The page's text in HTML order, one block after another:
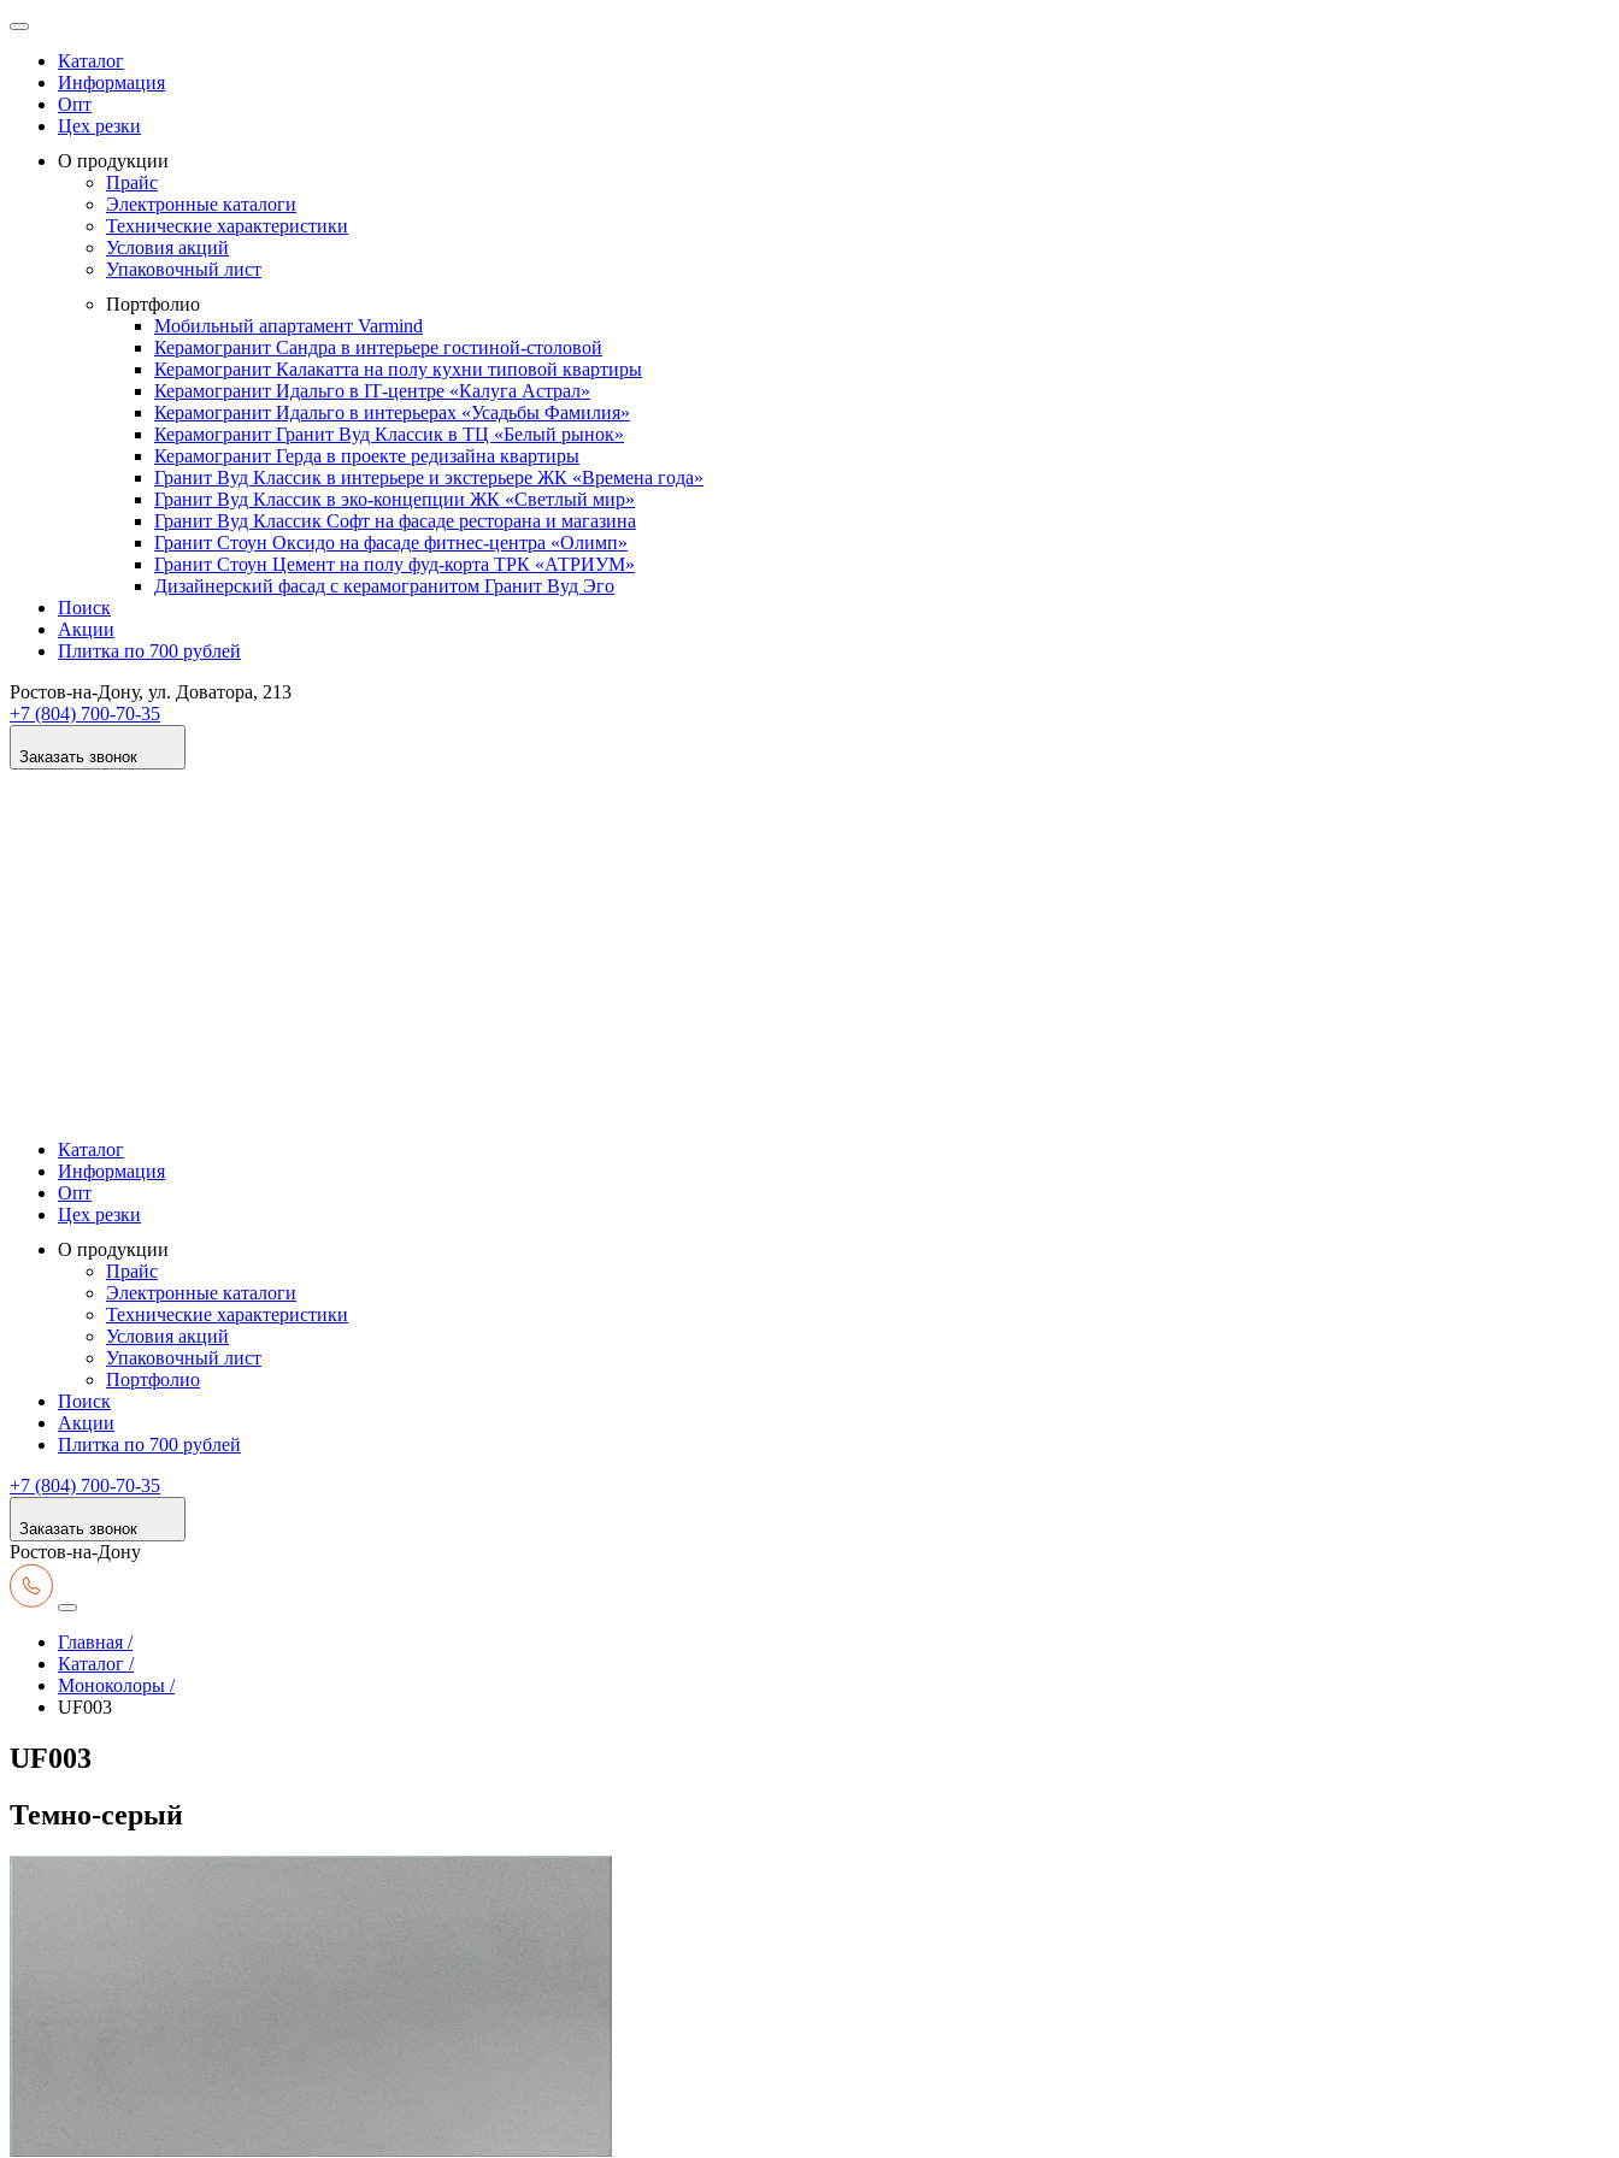
Каталог
Информация
Опт
Цех резки
О продукции
Прайс
Электронные каталоги
Технические характеристики
Условия акций
Упаковочный лист
Портфолио
Мобильный апартамент Varmind
Керамогранит Сандра в интерьере гостиной-столовой
Керамогранит Калакатта на полу кухни типовой квартиры
Керамогранит Идальго в IТ-центре «Калуга Астрал»
Керамогранит Идальго в интерьерах «Усадьбы Фамилия»
Керамогранит Гранит Вуд Классик в ТЦ «Белый рынок»
Керамогранит Герда в проекте редизайна квартиры
Гранит Вуд Классик в интерьере и экстерьере ЖК «Времена года»
Гранит Вуд Классик в эко-концепции ЖК «Светлый мир»
Гранит Вуд Классик Софт на фасаде ресторана и магазина
Гранит Стоун Оксидо на фасаде фитнес-центра «Олимп»
Гранит Стоун Цемент на полу фуд-корта ТРК «АТРИУМ»
Дизайнер­ский фасад с керамогранитом Гранит Вуд Эго
Поиск
Акции
Плитка по 700 рублей
Ростов-на-Дону, ул. Доватора, 213
+7 (804) 700-70-35
Заказать звонок
Каталог
Информация
Опт
Цех резки
О продукции
Прайс
Электронные каталоги
Технические характеристики
Условия акций
Упаковочный лист
Портфолио
Поиск
Акции
Плитка по 700 рублей
+7 (804) 700-70-35
Заказать звонок
Ростов-на-Дону
Главная /
Каталог /
Моноколоры /
UF003
UF003
Темно-серый